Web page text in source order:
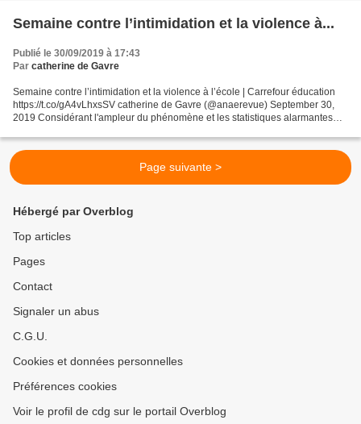
Semaine contre l’intimidation et la violence à...
Publié le 30/09/2019 à 17:43
Par catherine de Gavre
Semaine contre l’intimidation et la violence à l’école | Carrefour éducation
https://t.co/gA4vLhxsSV catherine de Gavre (@anaerevue) September 30,
2019 Considérant l'ampleur du phénomène et les statistiques alarmantes
Page suivante >
Hébergé par Overblog
Top articles
Pages
Contact
Signaler un abus
C.G.U.
Cookies et données personnelles
Préférences cookies
Voir le profil de cdg sur le portail Overblog